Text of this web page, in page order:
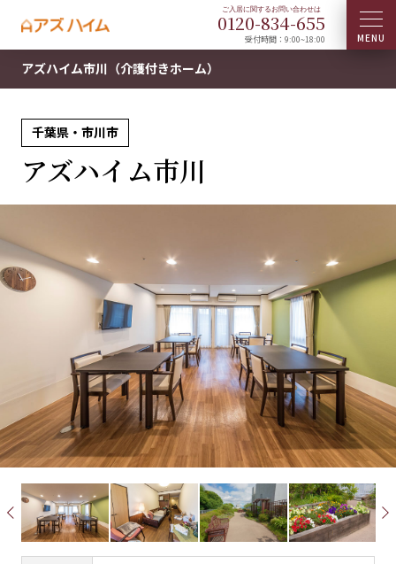
0120-834-655
受付時間：9:00~18:00
アズハイム市川（介護付きホーム）
千葉県・市川市
アズハイム市川